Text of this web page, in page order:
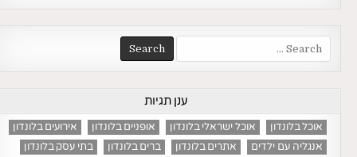
Search
for:
ענן תגיות
אוכל בלונדון אוכל ישראלי בלונדון אופניים בלונדון
אירועים בלונדון
אנגליה עם ילדים
אתרים בלונדון ברים בלונדון
בתי עסק בלונדון